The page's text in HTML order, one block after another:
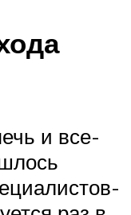
и все-